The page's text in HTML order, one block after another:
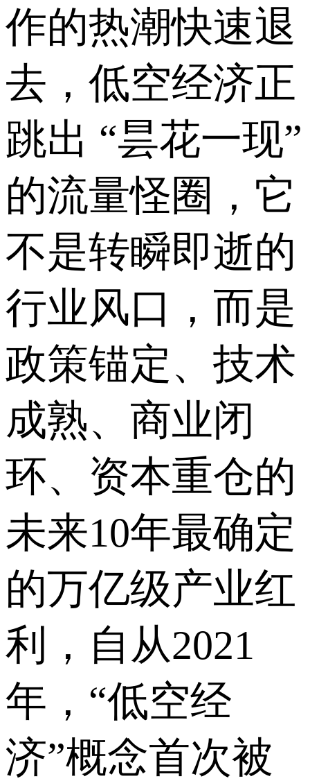
作的热潮快速退
去，低空经济正
跳出 “昙花一现”
的流量怪圈，它
不是转瞬即逝的
行业风口，而是
政策锚定、技术
成熟、商业闭
环、资本重仓的
未来10年最确定
的万亿级产业红
利，自从2021
年，“低空经
济”概念首次被